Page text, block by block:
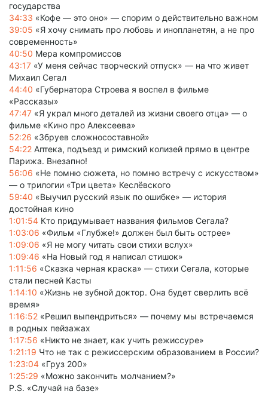
государства
34:33 «Кофе — это оно» — спорим о действительно важном
39:05 «Я хочу снимать про любовь и инопланетян, а не про
современность»
40:50 Мера компромиссов
43:17 «У меня сейчас творческий отпуск» — на что живет
Михаил Сегал
44:40 «Губернатора Строева я воспел в фильме
«Рассказы»
47:47 «Я украл много деталей из жизни своего отца» — о
фильме «Кино про Алексеева»
52:26 «Збруев сложносоставной»
54:22 Аптека, подъезд и римский колизей прямо в центре
Парижа. Внезапно!
56:06 «Не помню сюжета, но помню встречу с искусством»
— о трилогии «Три цвета» Кеслёвского
59:40 «Выучил русский язык по ошибке» — история
достойная кино
1:01:54 Кто придумывает названия фильмов Сегала?
1:03:06 «Фильм «Глубже!» должен был быть острее»
1:09:06 «Я не могу читать свои стихи вслух»
1:09:46 «На Новый год я написал стишок»
1:11:56 «Сказка черная краска» — стихи Сегала, которые
стали песней Касты
1:14:10 «Жизнь не зубной доктор. Она будет сверлить всё
время»
1:16:52 «Решил выпендриться» — почему мы встречаемся
в родных пейзажах
1:17:56 «Никто не знает, как учить режиссуре»
1:21:19 Что не так с режиссерским образованием в России?
1:23:04 «Груз 200»
1:25:29 «Можно закончить молчанием?»
P.S. «Случай на базе»